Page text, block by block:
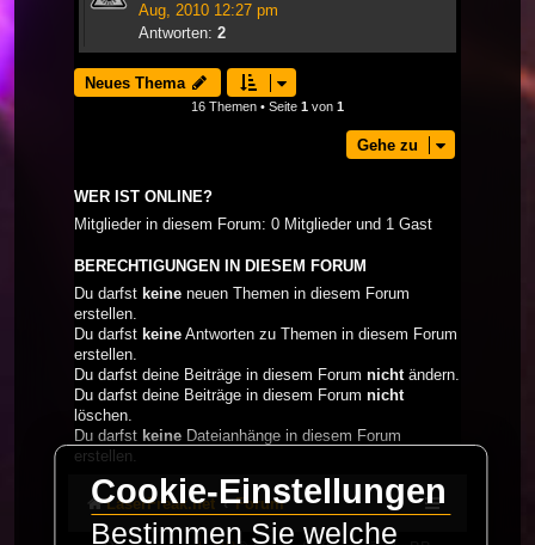
Aug, 2010 12:27 pm
Antworten: 2
Neues Thema
16 Themen • Seite 1 von 1
Gehe zu
WER IST ONLINE?
Mitglieder in diesem Forum: 0 Mitglieder und 1 Gast
BERECHTIGUNGEN IN DIESEM FORUM
Du darfst keine neuen Themen in diesem Forum
erstellen.
Du darfst keine Antworten zu Themen in diesem Forum
erstellen.
Du darfst deine Beiträge in diesem Forum nichtändern.
Du darfst deine Beiträge in diesem Forum nicht
löschen.
Du darfst keine Dateianhänge in diesem Forum
erstellen.
LaserFreak.net Forum
Cookie-Einstellungen
Bestimmen Sie welche